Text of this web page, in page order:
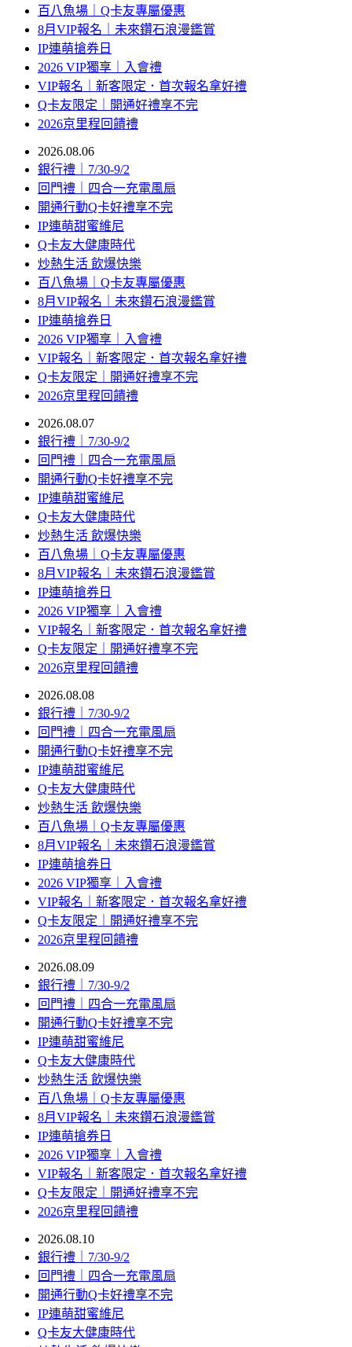
百八魚場｜Q卡友專屬優惠
8月VIP報名｜未來鑽石浪漫鑑賞
IP連萌搶券日
2026 VIP獨享｜入會禮
VIP報名｜新客限定．首次報名拿好禮
Q卡友限定｜開通好禮享不完
2026京里程回饋禮
2026.08.06
銀行禮｜7/30-9/2
回門禮｜四合一充電風扇
開通行動Q卡好禮享不完
IP連萌甜蜜維尼
Q卡友大健康時代
炒熱生活 飲爆快樂
百八魚場｜Q卡友專屬優惠
8月VIP報名｜未來鑽石浪漫鑑賞
IP連萌搶券日
2026 VIP獨享｜入會禮
VIP報名｜新客限定．首次報名拿好禮
Q卡友限定｜開通好禮享不完
2026京里程回饋禮
2026.08.07
銀行禮｜7/30-9/2
回門禮｜四合一充電風扇
開通行動Q卡好禮享不完
IP連萌甜蜜維尼
Q卡友大健康時代
炒熱生活 飲爆快樂
百八魚場｜Q卡友專屬優惠
8月VIP報名｜未來鑽石浪漫鑑賞
IP連萌搶券日
2026 VIP獨享｜入會禮
VIP報名｜新客限定．首次報名拿好禮
Q卡友限定｜開通好禮享不完
2026京里程回饋禮
2026.08.08
銀行禮｜7/30-9/2
回門禮｜四合一充電風扇
開通行動Q卡好禮享不完
IP連萌甜蜜維尼
Q卡友大健康時代
炒熱生活 飲爆快樂
百八魚場｜Q卡友專屬優惠
8月VIP報名｜未來鑽石浪漫鑑賞
IP連萌搶券日
2026 VIP獨享｜入會禮
VIP報名｜新客限定．首次報名拿好禮
Q卡友限定｜開通好禮享不完
2026京里程回饋禮
2026.08.09
銀行禮｜7/30-9/2
回門禮｜四合一充電風扇
開通行動Q卡好禮享不完
IP連萌甜蜜維尼
Q卡友大健康時代
炒熱生活 飲爆快樂
百八魚場｜Q卡友專屬優惠
8月VIP報名｜未來鑽石浪漫鑑賞
IP連萌搶券日
2026 VIP獨享｜入會禮
VIP報名｜新客限定．首次報名拿好禮
Q卡友限定｜開通好禮享不完
2026京里程回饋禮
2026.08.10
銀行禮｜7/30-9/2
回門禮｜四合一充電風扇
開通行動Q卡好禮享不完
IP連萌甜蜜維尼
Q卡友大健康時代